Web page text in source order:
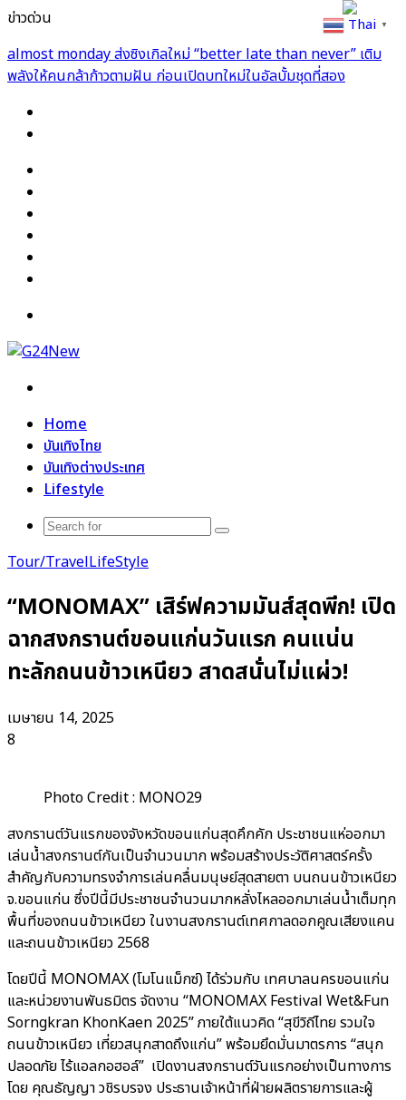
ข่าวด่วน
almost monday ส่งซิงเกิลใหม่ “better late than never” เติม
พลังให้คนกล้าก้าวตามฝัน ก่อนเปิดบทใหม่ในอัลบั้มชุดที่สอง
Home
บันเทิงไทย
บันเทิงต่างประเทศ
Lifestyle
Search
Tour/TravelLifeStyle
“MONOMAX” เสิร์ฟความมันส์สุดพีก! เปิด
ฉากสงกรานต์ขอนแก่นวันแรก คนแน่น
ทะลักถนนข้าวเหนียว สาดสนั่นไม่แผ่ว!
เมษายน 14, 2025
8
Photo Credit : MONO29
สงกรานต์วันแรกของจังหวัดขอนแก่นสุดคึกคัก ประชาชนแห่ออกมา
เล่นน้ำสงกรานต์กันเป็นจำนวนมาก พร้อมสร้างประวัติศาสตร์ครั้ง
สำคัญกับความทรงจำการเล่นคลื่นมนุษย์สุดสายตา บนถนนข้าวเหนียว
จ.ขอนแก่น ซึ่งปีนี้มีประชาชนจำนวนมากหลั่งไหลออกมาเล่นน้ำเต็มทุก
พื้นที่ของถนนข้าวเหนียว ในงานสงกรานต์เทศกาลดอกคูณเสียงแคน
และถนนข้าวเหนียว 2568
โดยปีนี้ MONOMAX (โมโนแม็กซ์) ได้ร่วมกับ เทศบาลนครขอนแก่น
และหน่วยงานพันธมิตร จัดงาน “MONOMAX Festival Wet&Fun
Sorngkran KhonKaen 2025” ภายใต้แนวคิด “สุขีวิถีไทย รวมใจ
ถนนข้าวเหนียว เที่ยวสนุกสาดถึงแก่น” พร้อมยึดมั่นมาตรการ “สนุก
ปลอดภัย ไร้แอลกอฮอล์” เปิดงานสงกรานต์วันแรกอย่างเป็นทางการ
โดย คุณธัญญา วชิรบรจง ประธานเจ้าหน้าที่ฝ่ายผลิตรายการและผู้
Thai ▼